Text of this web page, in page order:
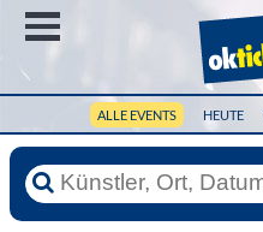
ALLE EVENTS HEUTE